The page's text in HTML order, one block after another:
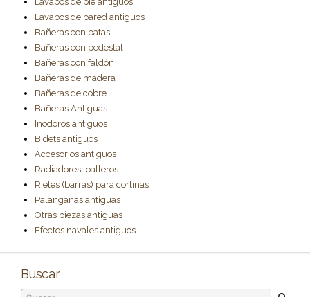
Lavabos de pared antiguos
Bañeras con patas
Bañeras con pedestal
Bañeras con faldón
Bañeras de madera
Bañeras de cobre
Bañeras Antiguas
Inodoros antiguos
Bidets antiguos
Accesorios antiguos
Radiadores toalleros
Rieles (barras) para cortinas
Palanganas antiguas
Otras piezas antiguas
Efectos navales antiguos
Buscar